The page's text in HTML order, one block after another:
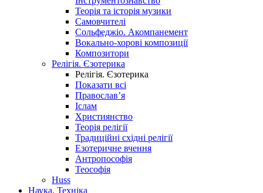
Теорія та історія музики
Самовчителі
Сольфеджіо. Акомпанемент
Вокально-хорові композиції
Композитори
Релігія. Єзотерика
Релігія. Єзотерика
Показати всі
Православ’я
Іслам
Християнство
Теорія релігії
Традиційні східні релігії
Езотеричне вчення
Антропософія
Теософія
Huss
Наука. Техніка